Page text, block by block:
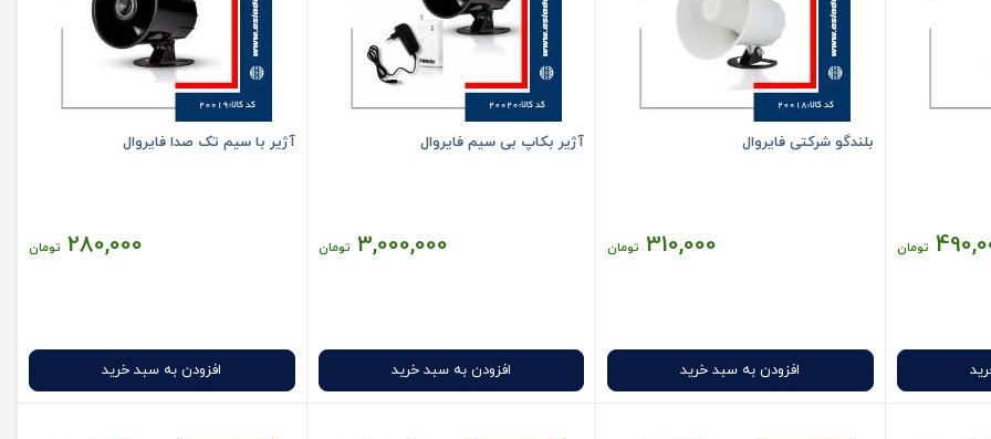
تومان
بلندگو شرکتی فایروال
310,000 تومان
افزودن به سبد خرید
آژیر بکاپ بی سیم فایروال
3,000,000 تومان
افزودن به سبد خرید
آژیر با سیم تک صدا فایروال
280,000 تومان
افزودن به سبد خرید